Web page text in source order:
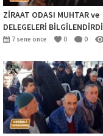
ZİRAAT ODASI MUHTAR ve
DELEGELERİ BİLGİLENDİRDİ
7 sene önce 0 0